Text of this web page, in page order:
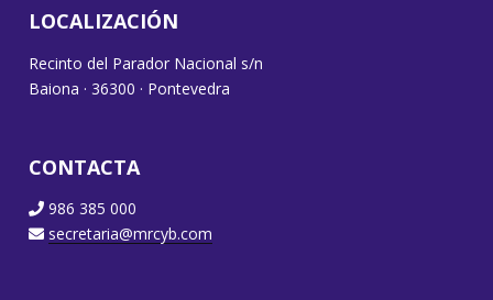
LOCALIZACIÓN
Recinto del Parador Nacional s/n
Baiona · 36300 · Pontevedra
CONTACTA
986 385 000
secretaria@mrcyb.com